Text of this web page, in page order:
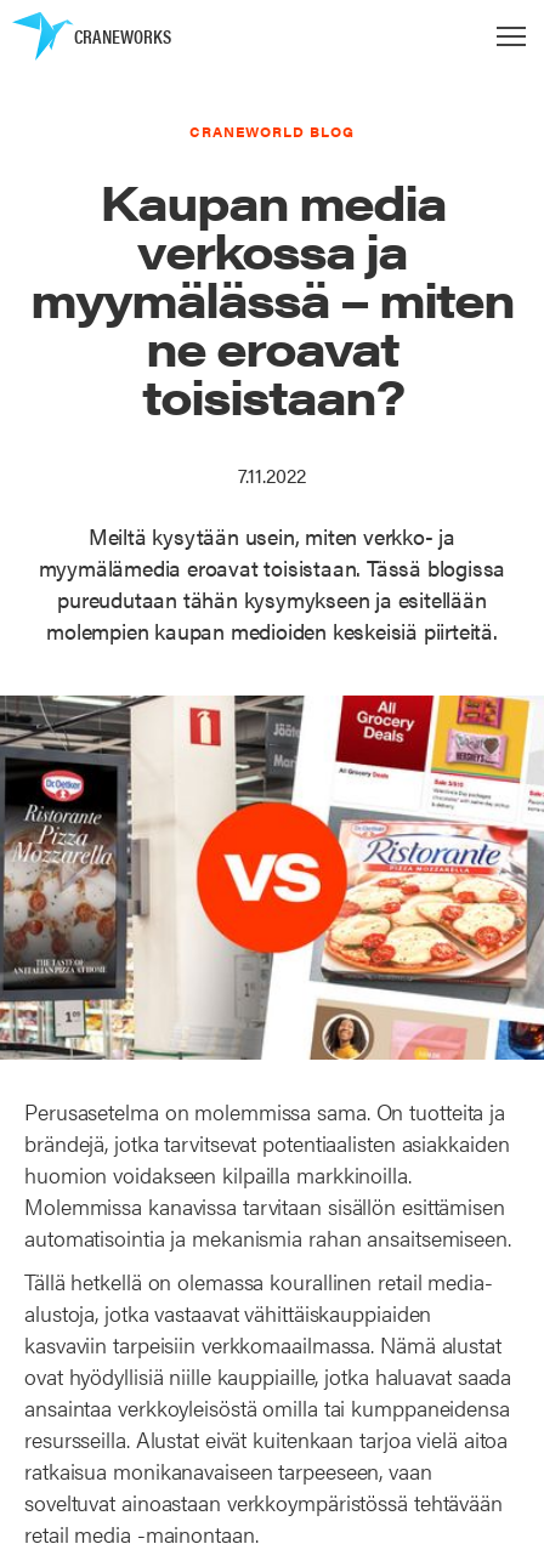
CRANEWORKS
CRANEWORLD BLOG
Kaupan media
verkossa ja
myymälässä – miten
ne eroavat
toisistaan?
7.11.2022
Meiltä kysytään usein, miten verkko- ja
myymälämedia eroavat toisistaan. Tässä blogissa
pureudutaan tähän kysymykseen ja esitellään
molempien kaupan medioiden keskeisiä piirteitä.
Perusasetelma on molemmissa sama. On tuotteita ja
brändejä, jotka tarvitsevat potentiaalisten asiakkaiden
huomion voidakseen kilpailla markkinoilla.
Molemmissa kanavissa tarvitaan sisällön esittämisen
automatisointia ja mekanismia rahan ansaitsemiseen.
Tällä hetkellä on olemassa kourallinen retail media-
alustoja, jotka vastaavat vähittäiskauppiaiden
kasvaviin tarpeisiin verkkomaailmassa. Nämä alustat
ovat hyödyllisiä niille kauppiaille, jotka haluavat saada
ansaintaa verkkoyleisöstä omilla tai kumppaneidensa
resursseilla. Alustat eivät kuitenkaan tarjoa vielä aitoa
ratkaisua monikanavaiseen tarpeeseen, vaan
soveltuvat ainoastaan verkkoympäristössä tehtävään
retail media -mainontaan.